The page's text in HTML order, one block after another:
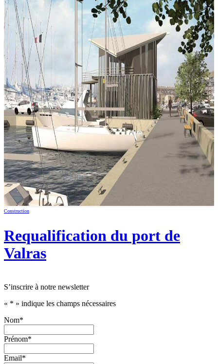
Construction
Requalification du port de
Valras
S’inscrire à notre newsletter
« * » indique les champs nécessaires
Nom*
Prénom*
Email*